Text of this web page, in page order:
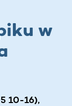
w
10-16),